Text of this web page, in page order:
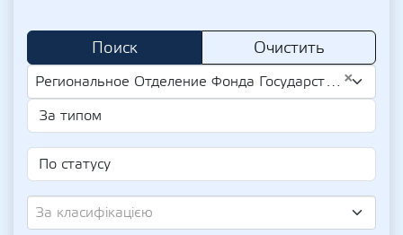
Поиск Очистить
×
Региональное Отделение Фонда Государственного Имущества Украины По Харьковской Области (UA-EDR 44223324)
За класифікацією